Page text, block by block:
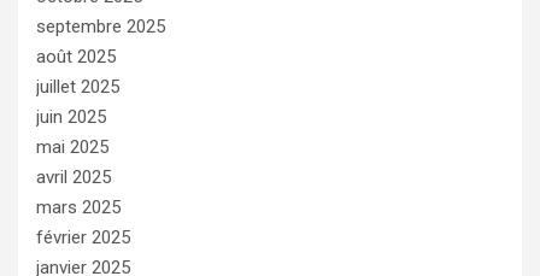
septembre 2025
août 2025
juillet 2025
juin 2025
mai 2025
avril 2025
mars 2025
février 2025
janvier 2025